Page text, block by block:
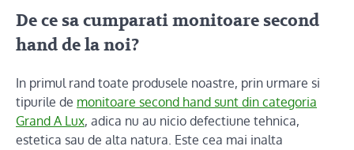
De ce sa cumparati monitoare second
hand de la noi?
In primul rand toate produsele noastre, prin urmare si
tipurile de monitoare second hand sunt din categoria
Grand A Lux, adica nu au nicio defectiune tehnica,
estetica sau de alta natura. Este cea mai inalta